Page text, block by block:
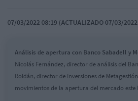
07/03/2022 08:19 (ACTUALIZADO 07/03/
Análisis de apertura con Banco Sabadell y
Nicolás Fernández, director de análisis del
Roldán, director de inversiones de
movimientos de la apertura del mercado este